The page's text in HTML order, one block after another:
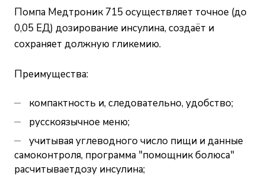
Помпа Медтроник 715 осуществляет точное (до
0,05 ЕД) дозирование инсулина, создаёт и
сохраняет должную гликемию.
Преимущества:
компактность и, следовательно, удобство;
русскоязычное меню;
учитывая углеводного число пищи и данные
самоконтроля, программа "помощник болюса"
расчитываетдозу инсулина;